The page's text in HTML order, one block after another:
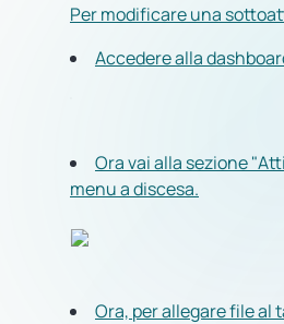
Per modificare una
Accedere alla
Ora vai alla sezione
menu a discesa.
Ora, per allegare file al